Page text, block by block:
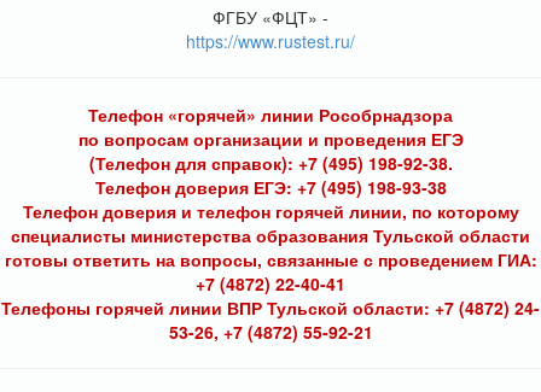
ФГБУ «ФЦТ» -
https://www.rustest.ru/
Телефон «горячей» линии Рособрнадзора
по вопросам организации и проведения ЕГЭ
(Телефон для справок): +7 (495) 198-92-38.
Телефон доверия ЕГЭ: +7 (495) 198-93-38
Телефон доверия и телефон горячей линии, по которому
специалисты министерства образования Тульской области
готовы ответить на вопросы, связанные с проведением ГИА:
+7 (4872) 22-40-41
Телефоны горячей линии ВПР Тульской области: +7 (4872) 24-
53-26, +7 (4872) 55-92-21